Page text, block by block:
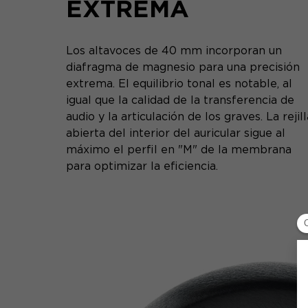
EXTREMA
Los altavoces de 40 mm incorporan un
diafragma de magnesio para una precisión
extrema. El equilibrio tonal es notable, al
igual que la calidad de la transferencia de
audio y la articulación de los graves. La
abierta del interior del auricular sigue al
máximo el perfil en "M" de la membrana
para optimizar la eficiencia.